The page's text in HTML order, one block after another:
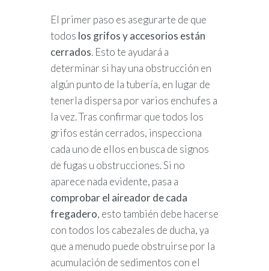
El primer paso es asegurarte de que
todos los grifos y accesorios están
cerrados. Esto te ayudará a
determinar si hay una obstrucción en
algún punto de la tubería, en lugar de
tenerla dispersa por varios enchufes a
la vez. Tras confirmar que todos los
grifos están cerrados, inspecciona
cada uno de ellos en busca de signos
de fugas u obstrucciones. Si no
aparece nada evidente, pasa a
comprobar el aireador de cada
fregadero, esto también debe hacerse
con todos los cabezales de ducha, ya
que a menudo puede obstruirse por la
acumulación de sedimentos con el